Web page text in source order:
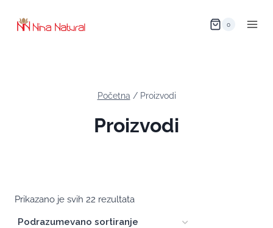
0
Početna / Proizvodi
Proizvodi
Prikazano je svih 22 rezultata